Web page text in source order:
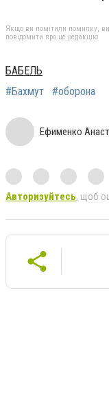
Якщо ви помітили помилку,
повідомити про це редакцію
БАБЕЛЬ
#Бахмут
#оборона
Ефименко
Авторизуйтесь, щоб